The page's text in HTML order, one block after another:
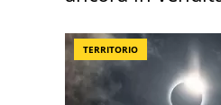
TERRITORIO